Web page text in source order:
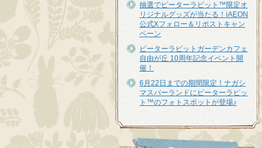
抽選でピーターラビット™限定オ
リジナルグッズが当たる！iAEON
公式Xフォロー＆リポストキャン
ペーン
ピーターラビットガーデンカフェ
自由が丘 10周年記念イベント開
催！
6月22日までの期間限定！ナガシ
マスパーランドにピーターラビッ
ト™のフォトスポットが登場♪